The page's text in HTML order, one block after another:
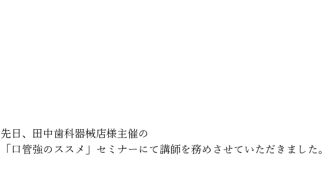
先日、田中歯科器械店様主催の
「口管強のススメ」セミナーにて講師を務めさせていただきました。